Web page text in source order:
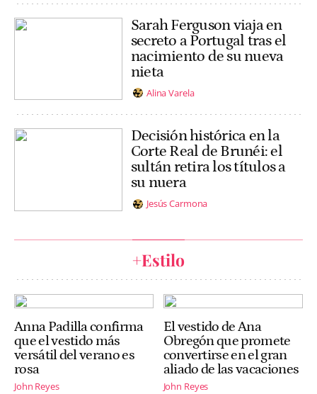
Sarah Ferguson viaja en
secreto a Portugal tras el
nacimiento de su nueva
nieta
Alina Varela
Decisión histórica en la
Corte Real de Brunéi: el
sultán retira los títulos a
su nuera
Jesús Carmona
+Estilo
Anna Padilla confirma
que el vestido más
versátil del verano es
rosa
John Reyes
El vestido de Ana
Obregón que promete
convertirse en el gran
aliado de las vacaciones
John Reyes